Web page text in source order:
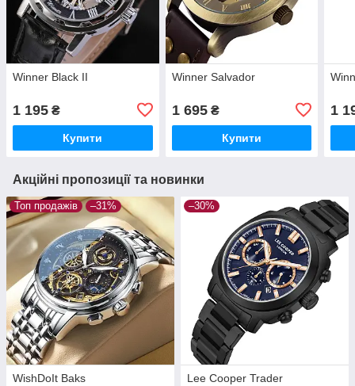
Winner Black II
1 195 ₴
Купити
Winner Salvador
1 695₴
Купити
1
Акційні пропозиції та новинки
Топ продажів –31%
WishDoIt Baks
–30%
Lee Cooper Trader